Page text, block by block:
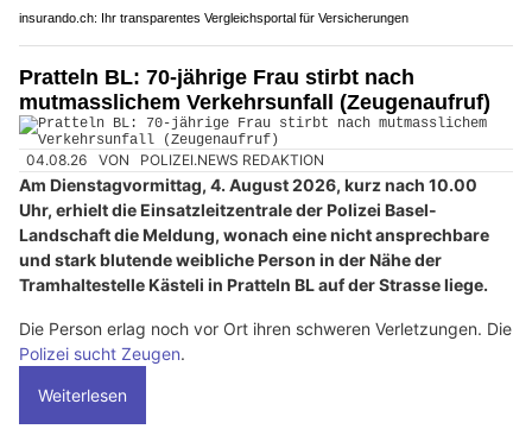
insurando.ch: Ihr transparentes Vergleichsportal für Versicherungen
Pratteln BL: 70-jährige Frau stirbt nach
mutmasslichem Verkehrsunfall (Zeugenaufruf)
04.08.26 VON POLIZEI.NEWS REDAKTION
Am Dienstagvormittag, 4. August 2026, kurz nach 10.00
Uhr, erhielt die Einsatzleitzentrale der Polizei Basel-
Landschaft die Meldung, wonach eine nicht ansprechbare
und stark blutende weibliche Person in der Nähe der
Tramhaltestelle Kästeli in Pratteln BL auf der Strasse liege.
Die Person erlag noch vor Ort ihren schweren Verletzungen. Die
Polizei sucht Zeugen.
Weiterlesen